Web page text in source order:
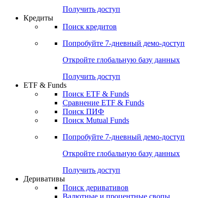
Попробуйте7-дневный
Откройте глобальную базу данных
Получить доступ
Поиск кредитов
Попробуйте7-дневный
Откройте глобальную базу данных
Получить доступ
ETF & Funds
Сравнение ETF & Funds
Поиск Mutual Funds
Попробуйте7-дневный
Откройте глобальную базу данных